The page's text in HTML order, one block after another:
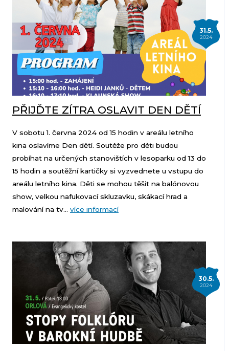
31.5.
2024
PŘIJĎTE ZÍTRA OSLAVIT DEN DĚTÍ
V sobotu 1. června 2024 od 15 hodin v areálu letního
kina oslavíme Den dětí. Soutěže pro děti budou
probíhat na určených stanovištích v lesoparku od 13 do
15 hodin a soutěžní kartičky si vyzvednete u vstupu do
areálu letního kina. Děti se mohou těšit na balónovou
show, velkou nafukovací skluzavku, skákací hrad a
malování na tv... více informací
30.5.
2024